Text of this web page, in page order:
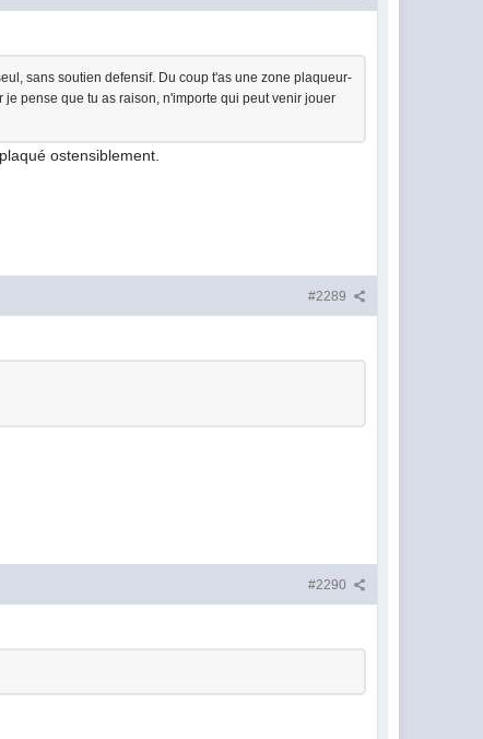
sans soutien defensif. Du coup t'as une zone plaqueur-
pense que tu as raison, n'importe qui peut venir jouer
ostensiblement.
#2289
#2290